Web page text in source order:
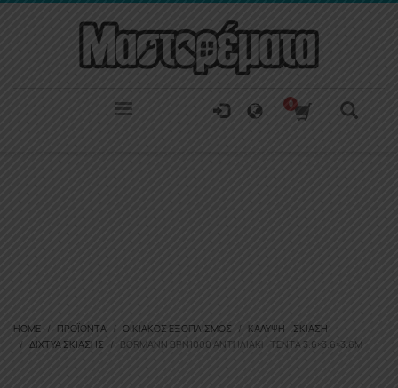
HOME ΠΡΟΪΌΝΤΑ ΟΙΚΙΑΚΌΣ ΕΞΟΠΛΙΣΜΌΣ
ΚΆΛΥΨΗ - ΣΚΊΑΣΗ
ΔΊΧΤΥΑ ΣΚΊΑΣΗΣ
BORMANN BPN1000 ΑΝΤΗΛΙΑΚΉ ΤΈΝΤΑ 3.6×3.6×3.6M